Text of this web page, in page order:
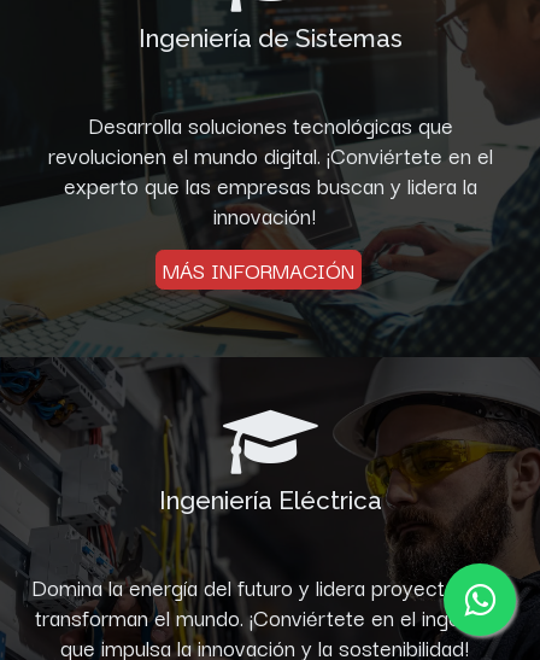
Ingeniería de Sistemas
Desarrolla soluciones tecnológicas que
revolucionen el mundo digital. ¡Conviértete en el
experto que las empresas buscan y lidera la
innovación!
MÁS INFORMACIÓN
Ingeniería Eléctrica
Domina la energía del futuro y lidera proyectos que
transforman el mundo. ¡Conviértete en el ingeniero
que impulsa la innovación y la sostenibilidad!